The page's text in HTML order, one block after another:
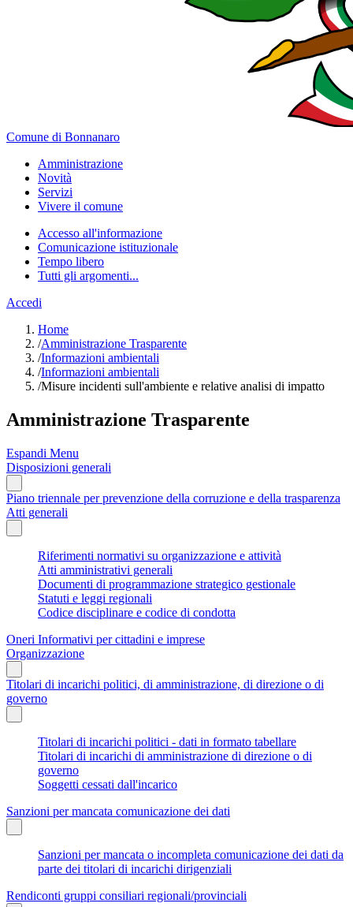
Comune di Bonnanaro
Amministrazione
Novità
Servizi
Vivere il comune
Accesso all'informazione
Comunicazione istituzionale
Tempo libero
Tutti gli argomenti...
Accedi
Home
/Amministrazione Trasparente
/Informazioni ambientali
/Informazioni ambientali
/Misure incidenti sull'ambiente e relative analisi di impatto
Amministrazione Trasparente
Espandi Menu
Disposizioni generali
Piano triennale per prevenzione della corruzione e della trasparenza
Atti generali
Riferimenti normativi su organizzazione e attività
Atti amministrativi generali
Documenti di programmazione strategico gestionale
Statuti e leggi regionali
Codice disciplinare e codice di condotta
Oneri Informativi per cittadini e imprese
Organizzazione
Titolari di incarichi politici, di amministrazione, di direzione o di
governo
Titolari di incarichi politici - dati in formato tabellare
Titolari di incarichi di amministrazione di direzione o di
governo
Soggetti cessati dall'incarico
Sanzioni per mancata comunicazione dei dati
Sanzioni per mancata o incompleta comunicazione dei dati da
parte dei titolari di incarichi dirigenziali
Rendiconti gruppi consiliari regionali/provinciali